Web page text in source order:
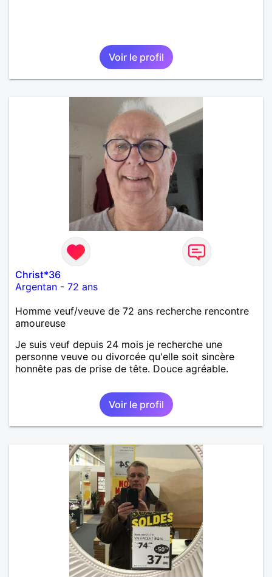
Voir le profil
Christ*36
Argentan - 72 ans
Homme veuf/veuve de 72 ans recherche rencontre
amoureuse
Je suis veuf depuis 24 mois je recherche une
personne veuve ou divorcée qu'elle soit sincère
honnête pas de prise de tête. Douce agréable.
Voir le profil